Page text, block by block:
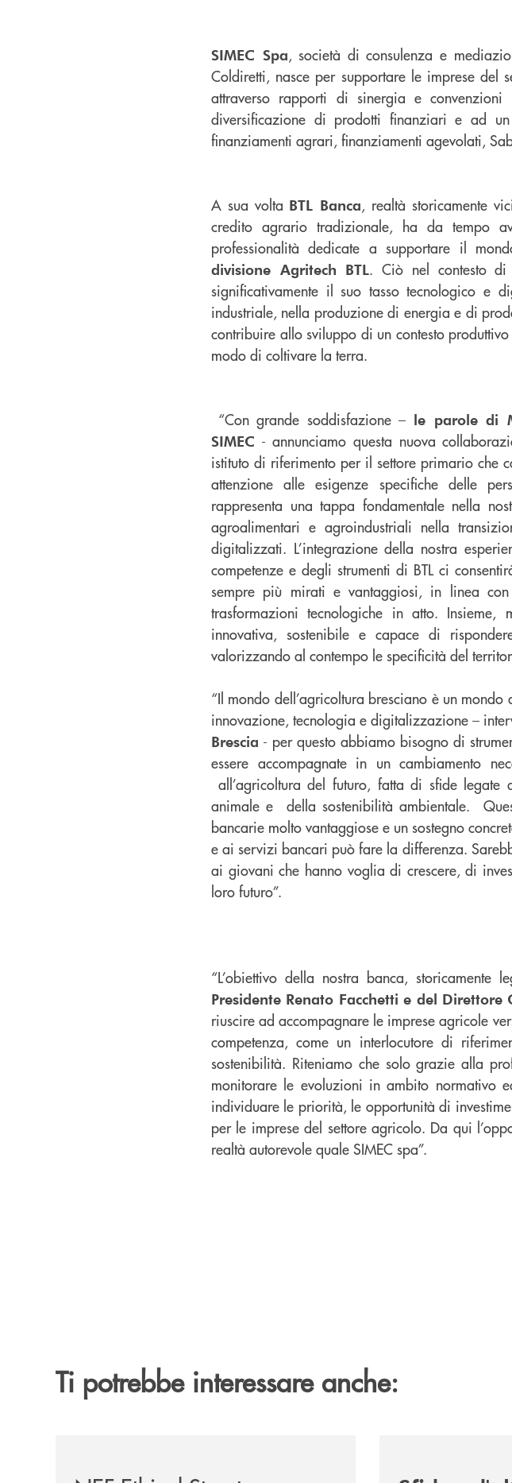
SIMEC Spa, società di consulenza e
Coldiretti, nasce per supportare le imprese del
attraverso rapporti di sinergia e
diversificazione di prodotti finanziari e ad
finanziamenti agrari, finanziamenti agevolati,
A sua volta BTL Banca, realtà storicamente
credito agrario tradizionale, ha da tempo
professionalità dedicate a supportare il
divisione Agritech BTL. Ciò nel contesto
significativamente il suo tasso tecnologico e
industriale, nella produzione di energia e di
contribuire allo sviluppo di un contesto
modo di coltivare la terra.
“Con grande soddisfazione – le parole di
SIMEC - annunciamo questa nuova
istituto di riferimento per il settore primario
attenzione alle esigenze specifiche delle
rappresenta una tappa fondamentale nella
agroalimentari e agroindustriali nella
digitalizzati. L’integrazione della nostra
competenze e degli strumenti di BTL ci
sempre più mirati e vantaggiosi, in linea
trasformazioni tecnologiche in atto. Insieme,
innovativa, sostenibile e capace di
valorizzando al contempo le specificità del
“Il mondo dell’agricoltura bresciano è un
innovazione, tecnologia e digitalizzazione –
Brescia - per questo abbiamo bisogno di
essere accompagnate in un cambiamento
all’agricoltura del futuro, fatta di sfide legate
animale e della sostenibilità ambientale.
bancarie molto vantaggiose e un sostegno
e ai servizi bancari può fare la differenza.
ai giovani che hanno voglia di crescere, di
loro futuro”.
“L’obiettivo della nostra banca,
Presidente Renato Facchetti e del
riuscire ad accompagnare le imprese agricole
competenza, come un interlocutore di
sostenibilità. Riteniamo che solo grazie alla
monitorare le evoluzioni in ambito normativo
individuare le priorità, le opportunità di
per le imprese del settore agricolo. Da qui
realtà autorevole quale SIMEC spa”.
Ti potrebbe interessare anche: